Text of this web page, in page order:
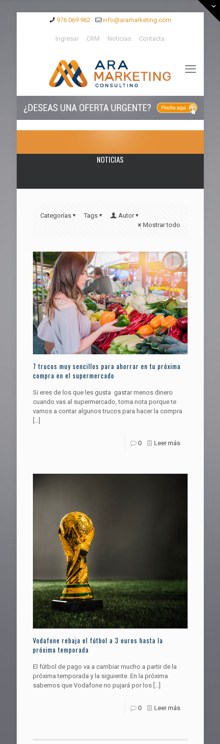
976 069 962 info@aramarketing.com
Ingresar CRM Noticias Contacta
NOTICIAS
Categorías Tags
Autor
Mostrar todo
7 trucos muy sencillos para ahorrar en tu próxima
compra en el supermercado
Si eres de los que les gusta gastar menos dinero
cuando vas al supermercado, toma nota porque te
vamos a contar algunos trucos para hacer la compra
[…]
0 Leer más
Vodafone rebaja el fútbol a 3 euros hasta la
próxima temporada
El fútbol de pago va a cambiar mucho a partir de la
próxima temporada y la siguiente. En la próxima
sabemos que Vodafone no pujará por los[…]
0 Leer más